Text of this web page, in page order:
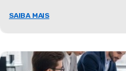
SAIBA MAIS